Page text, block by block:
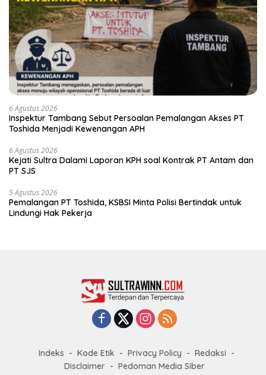
6 Agustus 2026
Inspektur Tambang Sebut Persoalan Pemalangan Akses PT
Toshida Menjadi Kewenangan APH
6 Agustus 2026
Kejati Sultra Dalami Laporan KPH soal Kontrak PT Antam dan
PT SJS
5 Agustus 2026
Pemalangan PT Toshida, KSBSI Minta Polisi Bertindak untuk
Lindungi Hak Pekerja
Indeks Kode Etik Privacy Policy
Redaksi
Disclaimer
Pedoman Media Siber